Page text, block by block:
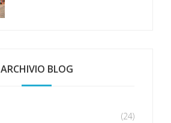
ARCHIVIO BLOG
(24)